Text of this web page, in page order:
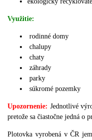
Využitie:
rodinné domy
chalupy
chaty
záhrady
parky
súkromé pozemky
Upozornenie: Jednotlivé
pretože sa čiastočne jedná o
Plotovka vyrobená v ČR